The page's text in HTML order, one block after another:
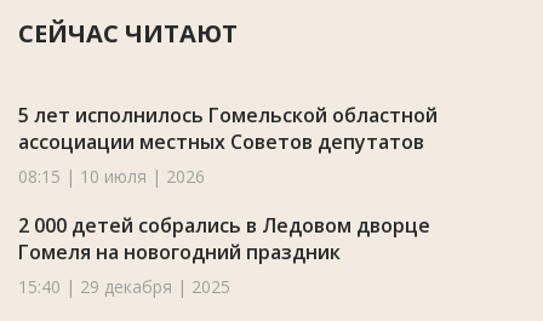
СЕЙЧАС ЧИТАЮТ
5 лет исполнилось Гомельской областной
ассоциации местных Советов депутатов
08:15 | 10 июля | 2026
2 000 детей собрались в Ледовом дворце
Гомеля на новогодний праздник
15:40 | 29 декабря | 2025